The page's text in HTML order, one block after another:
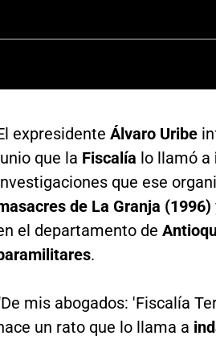
expresidente Álvaro Uribe
que la Fiscalía lo llamó a
que ese
de La Granja (1996)
el departamento de
.
mis abogados: 'Fiscalía
un rato que lo llama a